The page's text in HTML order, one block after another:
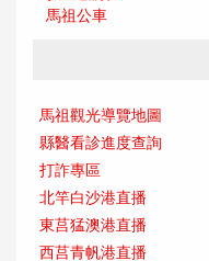
馬祖公車
馬祖觀光導覽地圖
縣醫看診進度查詢
打詐專區
北竿白沙港直播
東莒猛澳港直播
西莒青帆港直播